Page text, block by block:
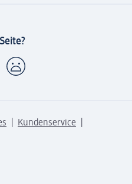
Kundenservice